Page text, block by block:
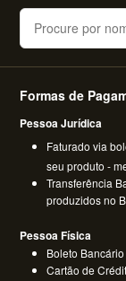
Buscar
Formas de
Pessoa Jurídica
Faturado via
seu produto -
Transferência
produzidos no
Pessoa Física
Boleto
Cartão de